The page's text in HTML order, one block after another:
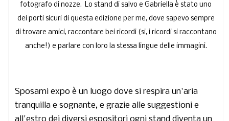
fotografo di nozze. Lo stand di salvo e Gabriella è stato uno
dei porti sicuri di questa edizione per me, dove sapevo sempre
di trovare amici, raccontare bei ricordi (si, i ricordi si raccontano
anche!) e parlare con loro la stessa lingue delle immagini.
Sposami expo è un luogo dove si respira un'aria
tranquilla e sognante, e grazie alle suggestioni e